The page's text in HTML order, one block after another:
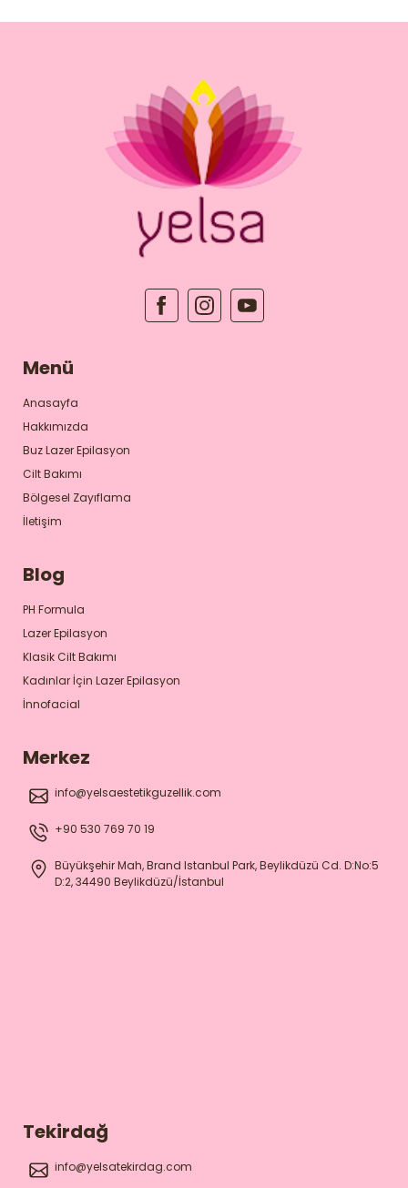
Menü
Anasayfa
Hakkımızda
Buz Lazer Epilasyon
Cilt Bakımı
Bölgesel Zayıflama
İletişim
Blog
PH Formula
Lazer Epilasyon
Klasik Cilt Bakımı
Kadınlar İçin Lazer Epilasyon
İnnofacial
Merkez
info@yelsaestetikguzellik.com
+90 530 769 70 19
Büyükşehir Mah, Brand Istanbul Park, Beylikdüzü Cd. D:No:5
D:2, 34490 Beylikdüzü/İstanbul
Tekirdağ
info@yelsatekirdag.com